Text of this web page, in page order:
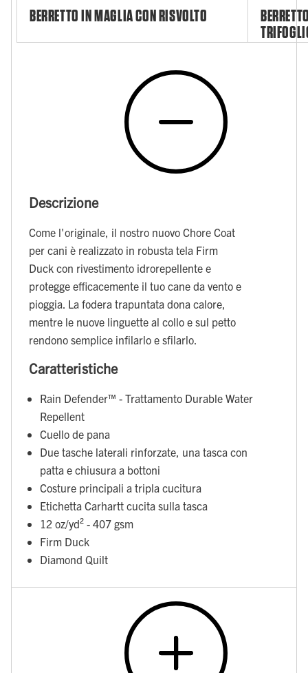
BERRETTO IN MAGLIA CON RISVOLTO
Descrizione
Come l'originale, il nostro nuovo Chore Coat
per cani è realizzato in robusta tela Firm
Duck con rivestimento idrorepellente e
protegge efficacemente il tuo cane da vento e
pioggia. La fodera trapuntata dona calore,
mentre le nuove linguette al collo e sul petto
rendono semplice infilarlo e sfilarlo.
Caratteristiche
Rain Defender™ - Trattamento Durable Water
Repellent
Cuello de pana
Due tasche laterali rinforzate, una tasca con
patta e chiusura a bottoni
Costure principali a tripla cucitura
Etichetta Carhartt cucita sulla tasca
12 oz/yd² - 407 gsm
Firm Duck
Diamond Quilt